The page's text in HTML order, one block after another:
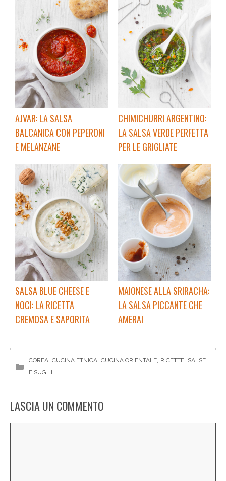
AJVAR: LA SALSA
BALCANICA CON PEPERONI
E MELANZANE
CHIMICHURRI ARGENTINO:
LA SALSA VERDE PERFETTA
PER LE GRIGLIATE
SALSA BLUE CHEESE E
NOCI: LA RICETTA
CREMOSA E SAPORITA
MAIONESE ALLA SRIRACHA:
LA SALSA PICCANTE CHE
AMERAI
COREA, CUCINA ETNICA, CUCINA ORIENTALE, RICETTE, SALSE
E SUGHI
LASCIA UN COMMENTO